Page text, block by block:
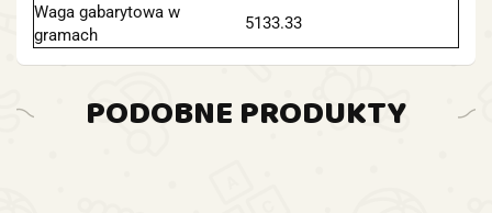
Waga gabarytowa w
gramach
5133.33
PODOBNE PRODUKTY